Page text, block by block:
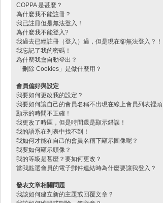
COPPA 是甚麼？
為什麼我不能註冊？
我已註冊但是無法登入！
為什麼我不能登入?
我過去已經註冊（登入）過，但是現在卻無法登入？！
我忘記了我的密碼！
為什麼我會自動登出？
「刪除 Cookies」是做什麼用？
會員偏好與設定
我要如何更改我的設定？
我要如何讓自己的會員名稱不出現在線上會員列表裡頭
顯示的時間不正確！
我更改了時區，但是時間還是顯示錯誤！
我的語系在列表中找不到！
我如何才能在自己的會員名稱下顯示圖像呢？
我要如何顯示頭像？
我的等級是甚麼？要如何更改？
當我點選會員的電子郵件連結時為什麼要讓我登入？
發表文章相關問題
我該如何建立新的主題或回覆文章？